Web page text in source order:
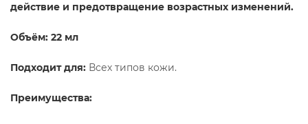
действие и предотвращение возрастных изменений.
Объём: 22 мл
Подходит для: Всех типов кожи.
Преимущества: